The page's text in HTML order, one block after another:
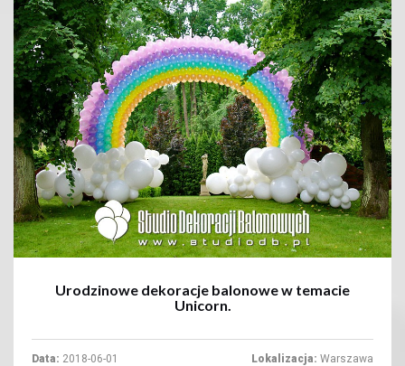
+
Urodzinowe dekoracje balonowe w temacie
Unicorn.
Data: 2018-06-01 Lokalizacja: Warszawa